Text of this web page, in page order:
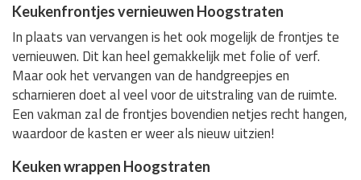
Keukenfrontjes vernieuwen Hoogstraten
In plaats van vervangen is het ook mogelijk de frontjes te
vernieuwen. Dit kan heel gemakkelijk met folie of verf.
Maar ook het vervangen van de handgreepjes en
scharnieren doet al veel voor de uitstraling van de ruimte.
Een vakman zal de frontjes bovendien netjes recht hangen,
waardoor de kasten er weer als nieuw uitzien!
Keuken wrappen Hoogstraten